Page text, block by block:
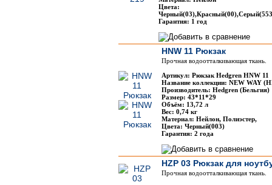
Цвета:
Гарантия: 1 год
HNW 11 Рюкзак
Прочная водоотталкивающая ткань.
Артикул: Рюкзак Hedgren HNW 11
Название коллекции: NEW WAY
Производитель: Hedgren (Бельгия)
Размер: 43*11*29
Объём: 13,72 л
Вес: 0,74 кг
Материал: Нейлон, Полиэстер,
Цвета: Черный(003)
Гарантия: 2 года
HZP 03 Рюкзак для
Прочная водоотталкивающая ткань.